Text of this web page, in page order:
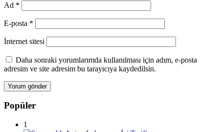
Ad *
E-posta *
İnternet sitesi
Daha sonraki yorumlarımda kullanılması için adım, e-posta
adresim ve site adresim bu tarayıcıya kaydedilsin.
Popüler
1